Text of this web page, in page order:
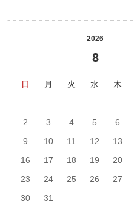
2026
8
日 月 火 水 木
2
3 4 5 6
9
10 11 12 13
16
17 18 19 20
23
24 25 26 27
30
31